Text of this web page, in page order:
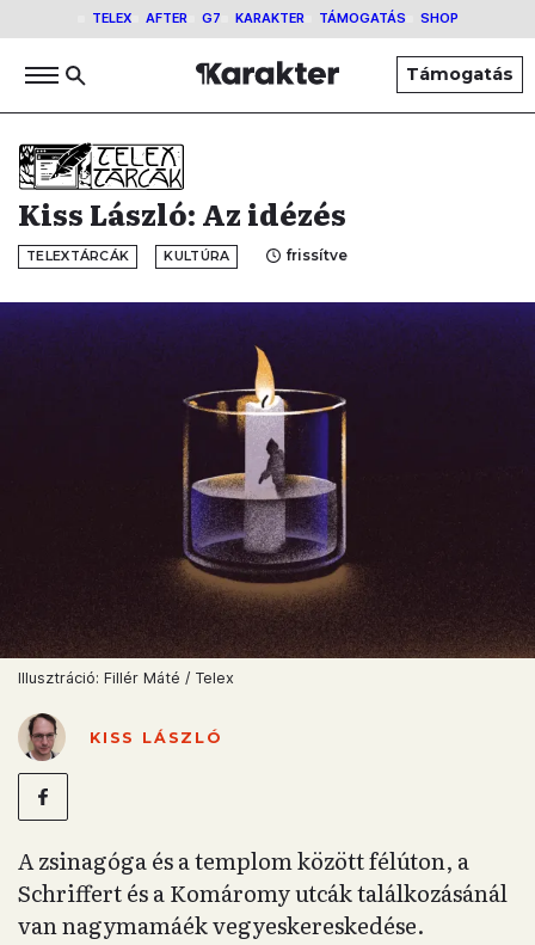
TELEX AFTER G7 KARAKTER TÁMOGATÁS SHOP
Támogatás
Kiss László: Az idézés
TELEXTÁRCÁK KULTÚRA frissítve
Illusztráció: Fillér Máté / Telex
KISS LÁSZLÓ
A zsinagóga és a templom között félúton, a
Schriffert és a Komáromy utcák találkozásánál
van nagymamáék vegyeskereskedése.